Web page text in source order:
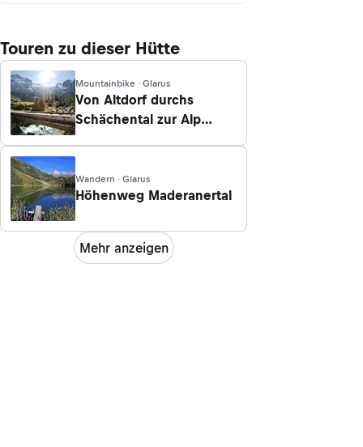
Touren zu dieser Hütte
Mountainbike · Glarus
Von Altdorf durchs
Schächental zur Alp
Wandern · Glarus
Höhenweg Maderanertal
Mehr anzeigen